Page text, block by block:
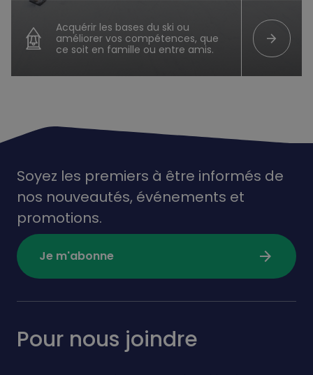
Acquérir les bases du ski ou
améliorer vos compétences, que
ce soit en famille ou entre amis.
arrow_forward
Soyez les premiers à être informés de
nos nouveautés, événements et
promotions.
Je m'abonne arrow_forward
Pour nous joindre